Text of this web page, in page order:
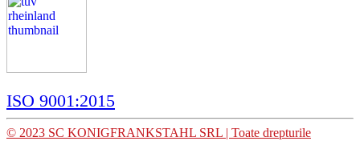
ISO 9001:2015
© 2023 SC KONIGFRANKSTAHL SRL | Toate drepturile